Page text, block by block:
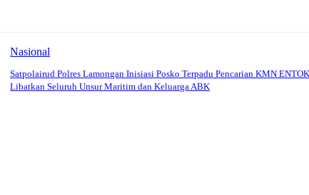
Nasional
Satpolairud Polres Lamongan Inisiasi Posko Terpadu Pencarian KMN
Libatkan Seluruh Unsur Maritim dan Keluarga ABK